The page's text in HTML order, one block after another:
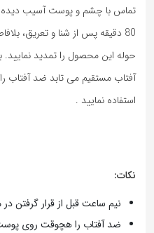
80 دقیقه پس از شنا و تعریق،
استفاده نمایید .
نکات:
نیم ساعت قبل از قرار گرفتن
ضد آفتاب را هچوقت روی